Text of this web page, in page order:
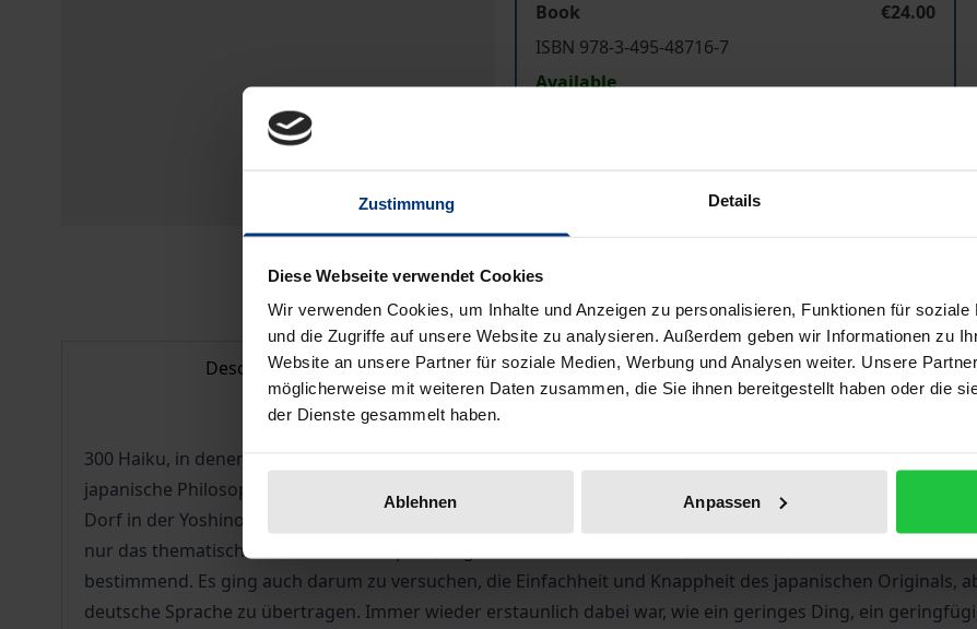
Zustimmung Details
Diese Webseite verwendet Cookies
Wir verwenden Cookies, um Inhalte und Anzeigen zu personalisieren, Funktionen für soziale
und die Zugriffe auf unsere Website zu analysieren. Außerdem geben wir Informationen zu
Website an unsere Partner für soziale Medien, Werbung und Analysen weiter. Unsere
möglicherweise mit weiteren Daten zusammen, die Sie ihnen bereitgestellt haben oder die
der Dienste gesammelt haben.
Ablehnen Anpassen
Book
€24.00
ISBN 978-3-495-48716-7
Available
Description Bibliographical data
300 Haiku, in denen Wasser in all seinen Erscheinungsformen zur Sprache kommt, haben - das ist das
japanische Philosophieprofessorin gemeinsam ausgewählt und übersetzt. Unter anderem haben sie sich
Dorf in der Yoshino-Gegend südlich von Kyoto zurückgezogen und dort jedes Haiku, oft Zeichen für
nur das thematische Band von Tautropfen, Regen und Schnee über Bach, Fluss, Teich, See und Meer bis
bestimmend. Es ging auch darum zu versuchen, die Einfachheit und Knappheit des japanischen Originals,
deutsche Sprache zu übertragen. Immer wieder erstaunlich dabei war, wie ein geringes Ding, ein